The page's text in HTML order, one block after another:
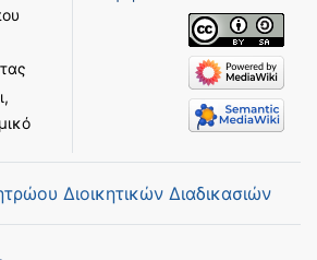
Διοικητικών Διαδικασιών